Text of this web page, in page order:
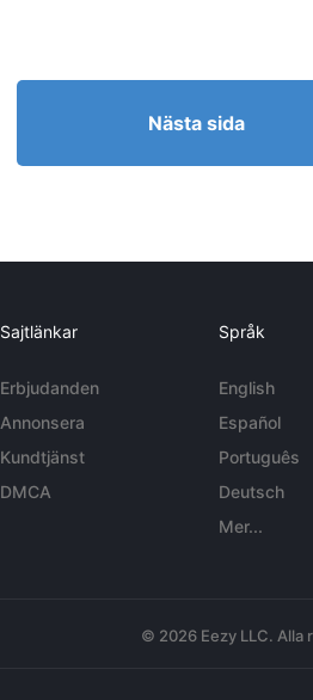
Nästa sida
Sajtlänkar
Erbjudanden
Annonsera
Kundtjänst
DMCA
Språk
English
Español
Português
Deutsch
Mer...
© 2026 Eezy LLC.